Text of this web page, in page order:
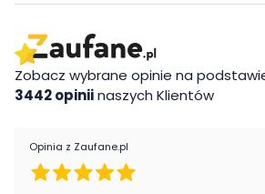
Montaż:
Biurko Fini marki ML Meble jest
paczkach z instrukcją obsługi do
Cechy charakterystyczne
Szerokość:
Zobacz wybrane opinie na
3442 opiniinaszych Klientów
Opinia z Zaufane.pl